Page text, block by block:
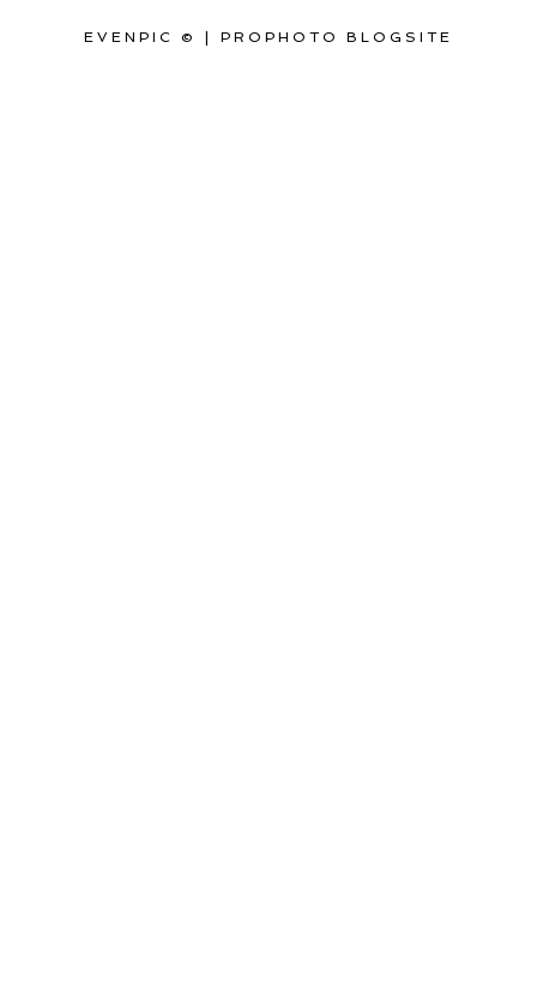
EVENPIC © PROPHOTO BLOGSITE